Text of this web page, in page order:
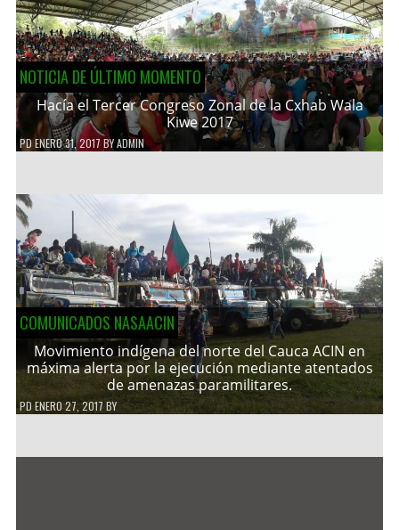
NOTICIA DE ÚLTIMO MOMENTO
Hacía el Tercer Congreso Zonal de la Cxhab Wala
Kiwe 2017
PDENERO 31, 2017 BYADMIN
COMUNICADOS NASAACIN
Movimiento indígena del norte del Cauca ACIN en
máxima alerta por la ejecución mediante atentados
de amenazas paramilitares.
PDENERO 27, 2017 BY